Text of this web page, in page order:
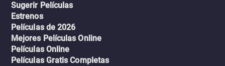
Sugerir Películas
Estrenos
Películas de 2026
Mejores Películas Online
Películas Online
Películas Gratis Completas